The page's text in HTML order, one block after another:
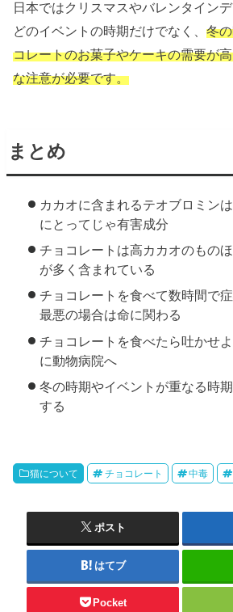
日本ではクリスマスやバレンタイン
どのイベントの時期だけでなく、冬
コレートのお菓子やケーキの需要が
な注意が必要です。
まとめ
カカオに含まれるテオブロミン
にとってじゃ有害成分
チョコレートは高カカオのもの
が多く含まれている
チョコレートを食べて数時間で症
最悪の場合は命に関わる
チョコレートを食べたら吐かせ
に動物病院へ
冬の時期やイベントが重なる時
する
猫について チョコレート 中毒
ポスト
はてブ
Pocket